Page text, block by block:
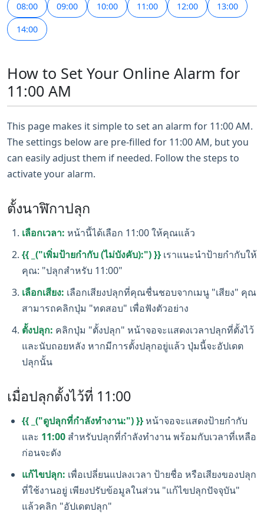
08:00 09:00 10:00 11:00 12:00 13:00
14:00
How to Set Your Online Alarm for
11:00 AM
This page makes it simple to set an alarm for 11:00 AM.
The settings below are pre-filled for 11:00 AM, but you
can easily adjust them if needed. Follow the steps to
activate your alarm.
ตั้งนาฬิกาปลุก
เลือกเวลา: หน้านี้ได้เลือก 11:00 ให้คุณแล้ว
{{ _("เพิ่มป้ายกำกับ (ไม่บังคับ):") }} เราแนะนำป้ายกำกับให้
คุณ: "ปลุกสำหรับ 11:00"
เลือกเสียง: เลือกเสียงปลุกที่คุณชื่นชอบจากเมนู "เสียง" คุณ
สามารถคลิกปุ่ม "ทดสอบ" เพื่อฟังตัวอย่าง
ตั้งปลุก: คลิกปุ่ม "ตั้งปลุก" หน้าจอจะแสดงเวลาปลุกที่ตั้งไว้
และนับถอยหลัง หากมีการตั้งปลุกอยู่แล้ว ปุ่มนี้จะอัปเดต
ปลุกนั้น
เมื่อปลุกตั้งไว้ที่ 11:00
{{ _("ดูปลุกที่กำลังทำงาน:") }}หน้าจอจะแสดงป้ายกำกับ
และ 11:00 สำหรับปลุกที่กำลังทำงาน พร้อมกับเวลาที่เหลือ
ก่อนจะดัง
แก้ไขปลุก: เพื่อเปลี่ยนแปลงเวลา ป้ายชื่อ หรือเสียงของปลุก
ที่ใช้งานอยู่ เพียงปรับข้อมูลในส่วน "แก้ไขปลุกปัจจุบัน"
แล้วคลิก "อัปเดตปลุก"